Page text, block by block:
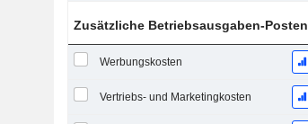
Zusätzliche Betriebsausgaben-Posten
Werbungskosten
Vertriebs- und Marketingkosten